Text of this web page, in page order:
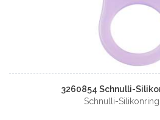
3260854 Schnulli-
Schnulli-